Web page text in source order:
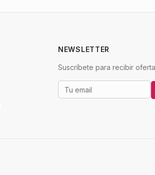
NEWSLETTER
Suscríbete para recibir